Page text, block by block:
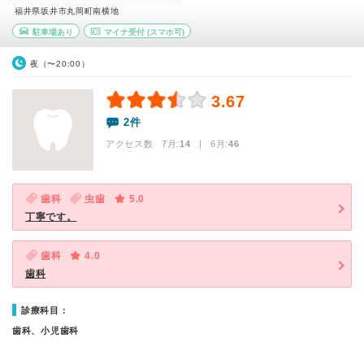
福井県坂井市丸岡町南横地
駐車場あり マイナ受付(スマホ可)
夜（〜20:00）
3.67
2件
アクセス数 7月:14 | 6月:46
歯科 虫歯
5.0
丁寧です。
歯科
4.0
歯科
診療科目：
歯科、小児歯科